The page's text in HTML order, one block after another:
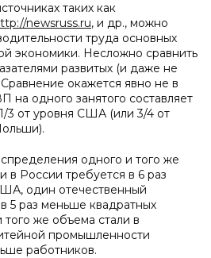
таких как
newsruss.ru, и др., можно
труда основных
экономики. Несложно сравнить
развитых (и даже не
Сравнение окажется явно не в
на одного занятого составляет
3 от уровня США (или 3/4 от
одного и того же
в России требуется в 6 раз
один отечественный
5 раз меньше квадратных
же объема стали в
промышленности
работников.